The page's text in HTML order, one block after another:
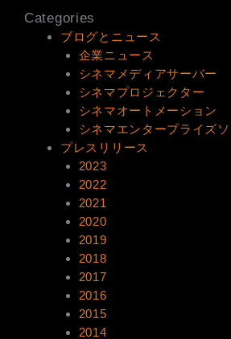
Categories
ブログとニュース
企業ニュース
シネマメディアサーバー
シネマプロジェクター
シネマオートメーション
シネマエンタープライズ
プレスリリース
2023
2022
2021
2020
2019
2018
2017
2016
2015
2014